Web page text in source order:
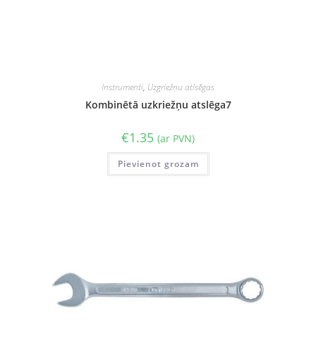
Instrumenti, Uzgriežņu atlsēgas
Kombinētā uzkriežņu atslēga7
€1.35 (ar PVN)
Pievienot grozam